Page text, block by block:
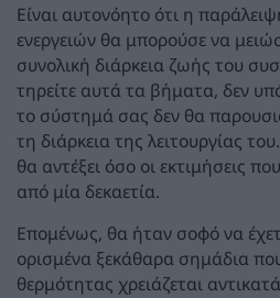
Είναι αυτονόητο ότι η
ενεργειών θα μπορούσε να
συνολική διάρκεια ζωής του
τηρείτε αυτά τα βήματα, δεν
το σύστημά σας δεν θα
τη διάρκεια της λειτουργίας
θα αντέξει όσο οι εκτιμήσεις
από μία δεκαετία.
Επομένως, θα ήταν σοφό να
ορισμένα ξεκάθαρα σημάδια
θερμότητας χρειάζεται